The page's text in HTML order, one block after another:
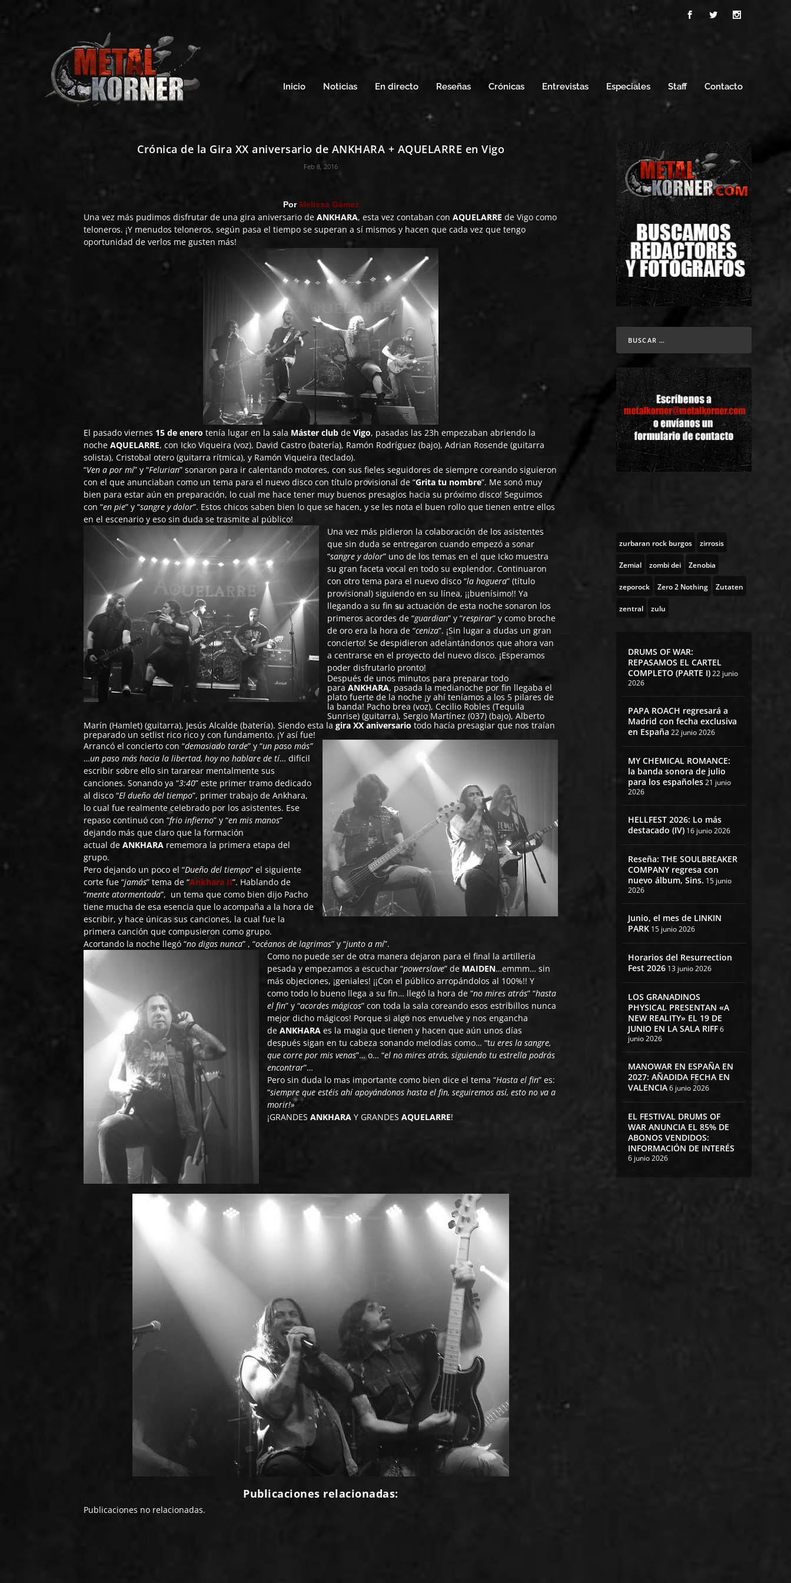
Inicio Noticias En directo Reseñas Crónicas Entrevistas Especiales Staff Contacto
Crónica de la Gira XX aniversario de ANKHARA + AQUELARRE en Vigo
Feb 8, 2016
Por Melissa Gámez
Una vez más pudimos disfrutar de una gira aniversario deANKHARA, esta vez contaban conAQUELARRE de Vigo como
teloneros. ¡Y menudos teloneros, según pasa el tiempo se superan a sí mismos y hacen que cada vez que tengo
oportunidad de verlos me gusten más!
El pasado viernes 15 de enero tenía lugar en la sala Máster clubdeVigo, pasadas las 23h empezaban abriendo la
nocheAQUELARRE, con Icko Viqueira (voz), David Castro (batería), Ramón Rodríguez (bajo), Adrian Rosende (guitarra
solista), Cristobal otero (guitarra rítmica), y Ramón Viqueira (teclado).
“Ven a por mí” y “Felurian” sonaron para ir calentando motores, con sus fieles seguidores de siempre coreando siguieron
con el que anunciaban como un tema para el nuevo disco con título provisional de “Grita tu nombre”. Me sonó muy
bien para estar aún en preparación, lo cual me hace tener muy buenos presagios hacia su próximo disco! Seguimos
con “en pie” y “sangre y dolor”. Estos chicos saben bien lo que se hacen, y se les nota el buen rollo que tienen entre ellos
en el escenario y eso sin duda se trasmite al público!
Una vez más pidieron la colaboración de los asistentes
que sin duda se entregaron cuando empezó a sonar
“sangre y dolor” uno de los temas en el que Icko muestra
su gran faceta vocal en todo su explendor. Continuaron
con otro tema para el nuevo disco “la hoguera” (título
provisional) siguiendo en su línea, ¡¡buenísimo!! Ya
llegando a su fin su actuación de esta noche sonaron los
primeros acordes de “guardian” y “respirar” y como broche
de oro era la hora de “ceniza”. ¡Sin lugar a dudas un gran
concierto! Se despidieron adelantándonos que ahora van
a centrarse en el proyecto del nuevo disco. ¡Esperamos
poder disfrutarlo pronto!
Después de unos minutos para preparar todo
paraANKHARA, pasada la medianoche por fin llegaba el
plato fuerte de la noche ¡y ahí teníamos a los 5 pilares de
la banda! Pacho brea (voz), Cecilio Robles (Tequila
Sunrise) (guitarra), Sergio Martínez (037) (bajo), Alberto
Marín (Hamlet) (guitarra), Jesús Alcalde (batería). Siendo esta lagira XX aniversario todo hacía presagiar que nos traían
preparado un setlist rico rico y con fundamento. ¡Y así fue!
Arrancó el concierto con “demasiado tarde” y “un paso más”
…un paso más hacia la libertad, hoy no hablare de tí… difícil
escribir sobre ello sin tararear mentalmente sus
canciones. Sonando ya “3:40” este primer tramo dedicado
al disco “El dueño del tiempo”, primer trabajo de Ankhara,
lo cual fue realmente celebrado por los asistentes. Ese
repaso continuó con “frio infierno” y “en mis manos”
dejando más que claro que la formación
actual deANKHARA rememora la primera etapa del
grupo.
Pero dejando un poco el “Dueño del tiempo” el siguiente
corte fue “jamás” tema de “Ankhara II”. Hablando de
“mente atormentada”, un tema que como bien dijo Pacho
tiene mucha de esa esencia que lo acompaña a la hora de
escribir, y hace únicas sus canciones, la cual fue la
primera canción que compusieron como grupo.
Acortando la noche llegó “no digas nunca” , “océanos de lagrimas” y “junto a mí”.
Como no puede ser de otra manera dejaron para el final la artillería
pesada y empezamos a escuchar “powerslave” de MAIDEN…emmm… sin
más objeciones, ¡geniales! ¡¡Con el público arropándolos al 100%!! Y
como todo lo bueno llega a su fin… llegó la hora de “no mires atrás” “hasta
el fin” y “acordes mágicos” con toda la sala coreando esos estribillos nunca
mejor dicho mágicos! Porque si algo nos envuelve y nos engancha
deANKHARA es la magia que tienen y hacen que aún unos días
después sigan en tu cabeza sonando melodías como… “tu eres la sangre,
que corre por mis venas”… o… “el no mires atrás, siguiendo tu estrella podrás
encontrar”…
Pero sin duda lo mas importante como bien dice el tema “Hasta el fin” es:
“siempre que estéis ahí apoyándonos hasta el fin, seguiremos así, esto no va a
morir!»
¡GRANDESANKHARA Y GRANDESAQUELARRE!
Publicaciones relacionadas:
Publicaciones no relacionadas.
zurbaran rock burgos zirrosis
Zemial zombi dei Zenobia
zeporock Zero 2 Nothing Zutaten
zentral zulu
DRUMS OF WAR:
REPASAMOS EL CARTEL
COMPLETO (PARTE I)22 junio
2026
PAPA ROACH regresará a
Madrid con fecha exclusiva
en España 22 junio 2026
MY CHEMICAL ROMANCE:
la banda sonora de julio
para los españoles21 junio
2026
HELLFEST 2026: Lo más
destacado (IV) 16 junio 2026
Reseña: THE SOULBREAKER
COMPANY regresa con
nuevo álbum, Sins. 15 junio
2026
Junio, el mes de LINKIN
PARK 15 junio 2026
Horarios del Resurrection
Fest 2026 13 junio 2026
LOS GRANADINOS
PHYSICAL PRESENTAN «A
NEW REALITY» EL 19 DE
JUNIO EN LA SALA RIFF6
junio 2026
MANOWAR EN ESPAÑA EN
2027: AÑADIDA FECHA EN
VALENCIA6 junio 2026
EL FESTIVAL DRUMS OF
WAR ANUNCIA EL 85% DE
ABONOS VENDIDOS:
INFORMACIÓN DE INTERÉS
6 junio 2026